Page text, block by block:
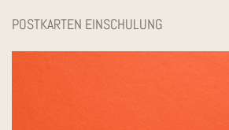
POSTKARTEN EINSCHULUNG